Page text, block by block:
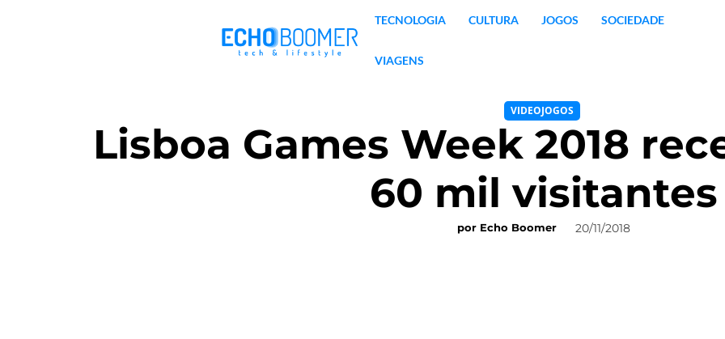
TECNOLOGIA CULTURA JOGOS SOCIEDADE
VIAGENS
VIDEOJOGOS
Lisboa Games Week 2018
60 mil visitantes
por Echo Boomer 20/11/2018